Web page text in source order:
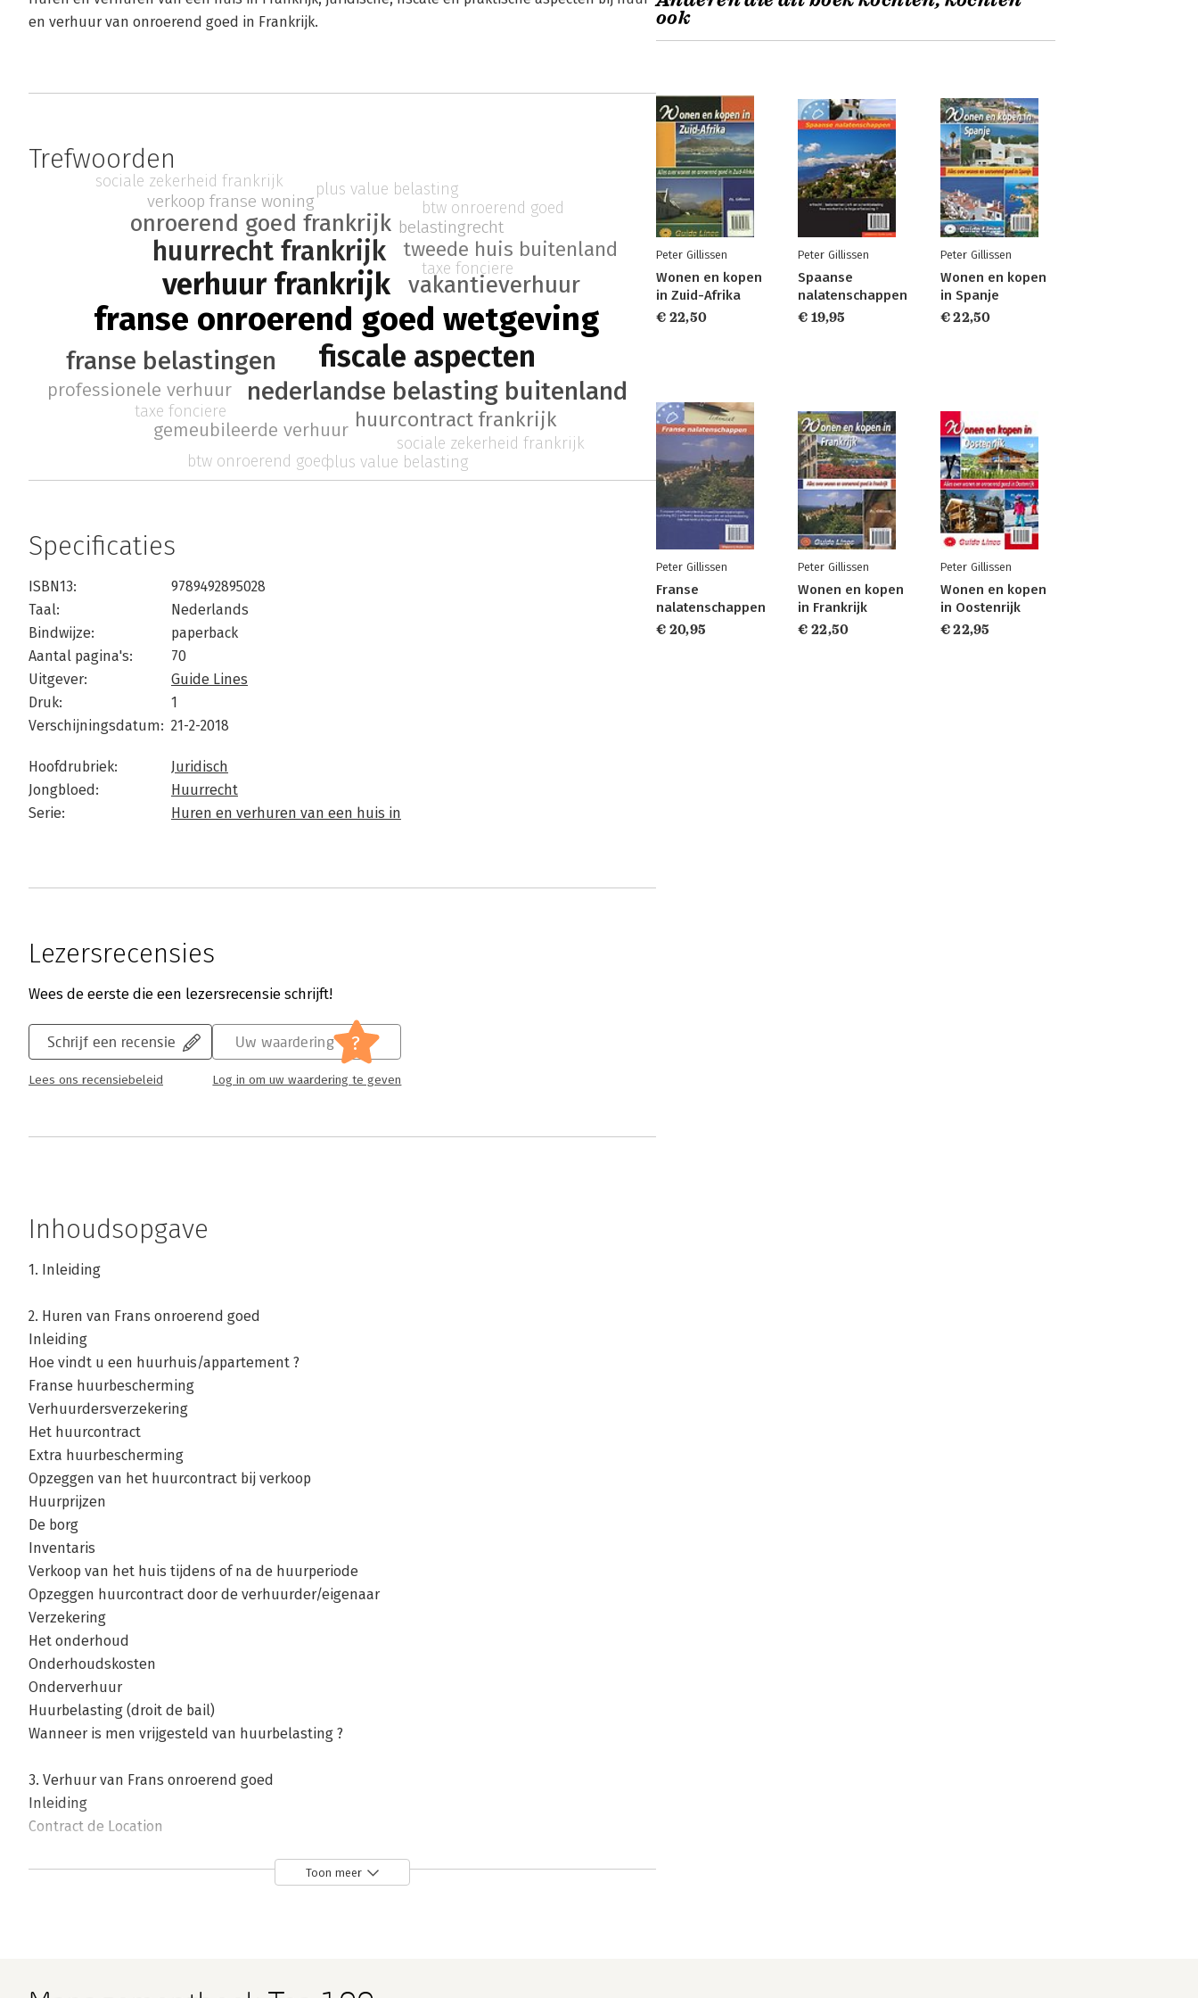
en verhuur van onroerend goed in Frankrijk.
Trefwoorden
franse onroerend goed wetgeving
verhuur frankrijk
fiscale aspecten
huurrecht frankrijk
nederlandse belasting buitenland
franse belastingen
onroerend goed frankrijk
vakantieverhuur
tweede huis buitenland
huurcontract frankrijk
gemeubileerde verhuur
professionele verhuur
belastingrecht
verkoop franse woning
plus value belasting
taxe fonciere
btw onroerend goed
sociale zekerheid frankrijk
plus value belasting
taxe fonciere
btw onroerend goed
sociale zekerheid frankrijk
Specificaties
ISBN13:
9789492895028
Taal:
Nederlands
Bindwijze:
paperback
Aantal pagina's:
70
Uitgever:
Guide Lines
Druk:
1
Verschijningsdatum: 21-2-2018
Hoofdrubriek:
Juridisch
Jongbloed:
Huurrecht
Serie:
Huren en verhuren van een huis in
Lezersrecensies
Wees de eerste die een lezersrecensie schrijft!
Schrijf een recensie
Lees ons recensiebeleid
Uw waardering ?
Log in om uw waardering te geven
Inhoudsopgave
1. Inleiding
2. Huren van Frans onroerend goed
Inleiding
Hoe vindt u een huurhuis/appartement ?
Franse huurbescherming
Verhuurdersverzekering
Het huurcontract
Extra huurbescherming
Opzeggen van het huurcontract bij verkoop
Huurprijzen
De borg
Inventaris
Verkoop van het huis tijdens of na de huurperiode
Opzeggen huurcontract door de verhuurder/eigenaar
Verzekering
Het onderhoud
Onderhoudskosten
Onderverhuur
Huurbelasting (droit de bail)
Wanneer is men vrijgesteld van huurbelasting ?
3. Verhuur van Frans onroerend goed
Inleiding
Contract de Location
Loi Mermaz
Huursom en huurverhoging
Toon meer
ook
Peter Gillissen
Wonen en kopen
in Zuid-Afrika
€ 22,50
Peter Gillissen
Spaanse
nalatenschappen
€ 19,95
Peter Gillissen
Wonen en kopen
in Spanje
€ 22,50
Peter Gillissen
Franse
nalatenschappen
€ 20,95
Peter Gillissen
Wonen en kopen
in Frankrijk
€ 22,50
Peter Gillissen
Wonen en kopen
in Oostenrijk
€ 22,95